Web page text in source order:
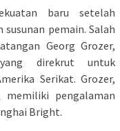
baru setelah
pemain. Salah
Georg Grozer,
direkrut untuk
Serikat. Grozer,
pengalaman
Bright.